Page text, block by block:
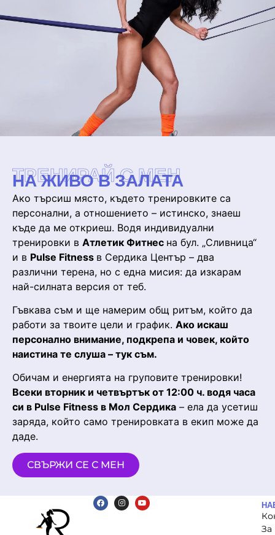
ТРЕНИРАЙ С МЕН
НА ЖИВО В ЗАЛАТА
Ако търсиш място, където тренировките са
персонални, а отношението – истинско, знаеш
къде да ме откриеш. Водя индивидуални
тренировки в Атлетик Фитнес на бул. „Сливница“
и в Pulse Fitness в Сердика Център – два
различни терена, но с една мисия: да изкарам
най-силната версия от теб.
Гъвкава съм и ще намерим общ ритъм, който да
работи за твоите цели и график. Ако искаш
персонално внимание, подкрепа и човек, който
наистина те слуша – тук съм.
Обичам и енергията на груповите тренировки!
Всеки вторник и четвъртък от 12:00 ч. водя часа
си в Pulse Fitness в Мол Сердика – ела да усетиш
заряда, който само тренировката в екип може да
даде.
СВЪРЖИ СЕ С МЕН
За